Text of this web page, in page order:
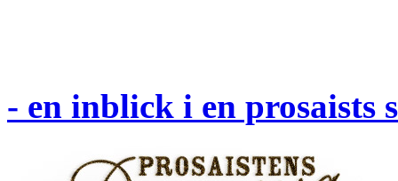
- en inblick i en prosaists